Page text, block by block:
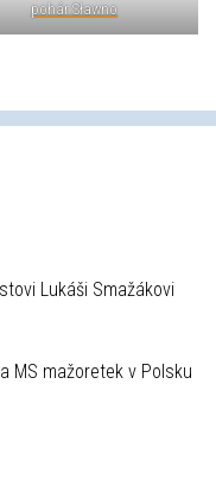
pohár Sławno
Lukáši Smažákovi
MS mažoretek v Polsku